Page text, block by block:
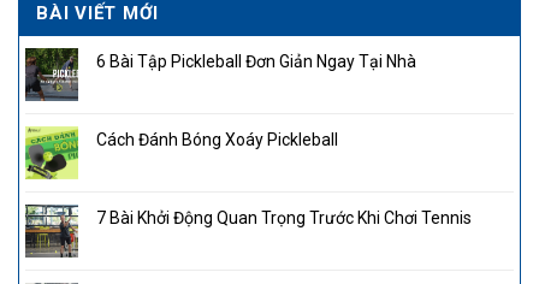
BÀI VIẾT MỚI
6 Bài Tập Pickleball Đơn Giản Ngay Tại Nhà
Cách Đánh Bóng Xoáy Pickleball
7 Bài Khởi Động Quan Trọng Trước Khi Chơi Tennis